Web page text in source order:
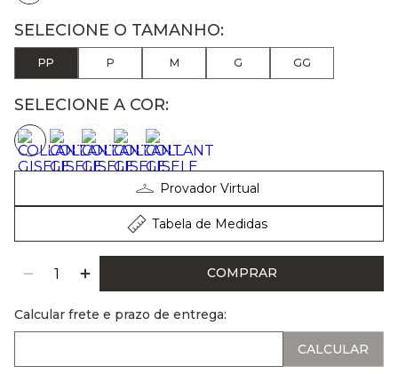
PP P M G GG
SELECIONE A COR:
Provador Virtual
Tabela de Medidas
COMPRAR
Calcular frete e prazo de entrega: